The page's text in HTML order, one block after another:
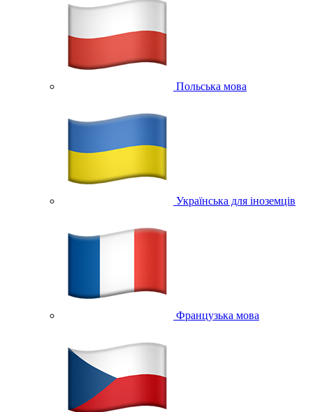
Польська мова
Українська для іноземців
Французька мова